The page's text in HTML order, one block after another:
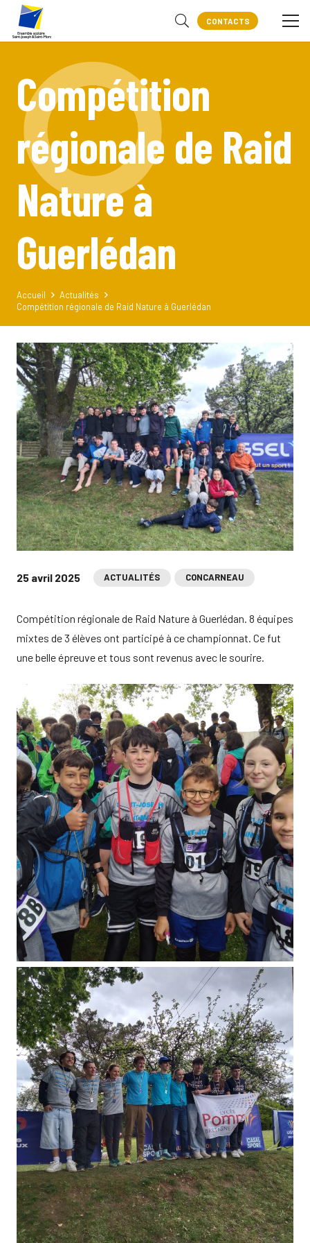
CONTACTS
Compétition
régionale de Raid
Nature à
Guerlédan
Accueil
Actualités
Compétition régionale de Raid Nature à Guerlédan
25 avril 2025 ACTUALITÉS CONCARNEAU
Compétition régionale de Raid Nature à Guerlédan. 8 équipes
mixtes de 3 élèves ont participé à ce championnat. Ce fut
une belle épreuve et tous sont revenus avec le sourire.